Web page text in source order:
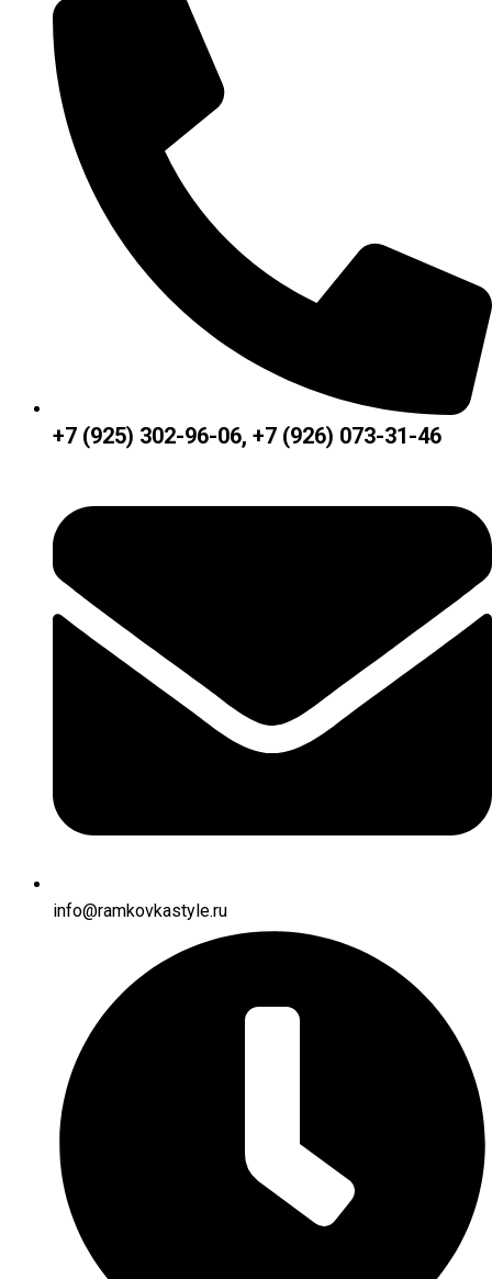
+7 (925) 302-96-06, +7 (926) 073-31-46
info@ramkovkastyle.ru